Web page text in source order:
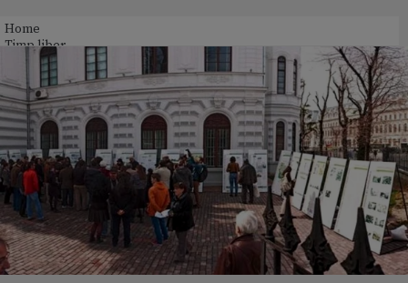
Home
Timp liber